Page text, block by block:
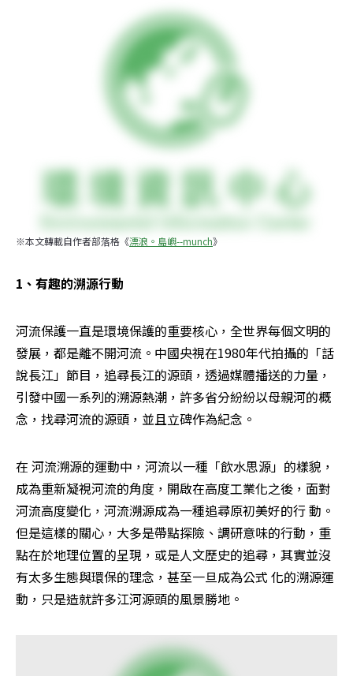
※本文轉載自作者部落格《漂浪。島嶼--munch》
1、有趣的溯源行動
河流保護一直是環境保護的重要核心，全世界每個文明的
發展，都是離不開河流。中國央視在1980年代拍攝的「話
說長江」節目，追尋長江的源頭，透過媒體播送的力量，
引發中國一系列的溯源熱潮，許多省分紛紛以母親河的概
念，找尋河流的源頭，並且立碑作為紀念。
在 河流溯源的運動中，河流以一種「飲水思源」的樣貌，
成為重新凝視河流的角度，開啟在高度工業化之後，面對
河流高度變化，河流溯源成為一種追尋原初美好的行 動。
但是這樣的關心，大多是帶點探險、調研意味的行動，重
點在於地理位置的呈現，或是人文歷史的追尋，其實並沒
有太多生態與環保的理念，甚至一旦成為公式 化的溯源運
動，只是造就許多江河源頭的風景勝地。